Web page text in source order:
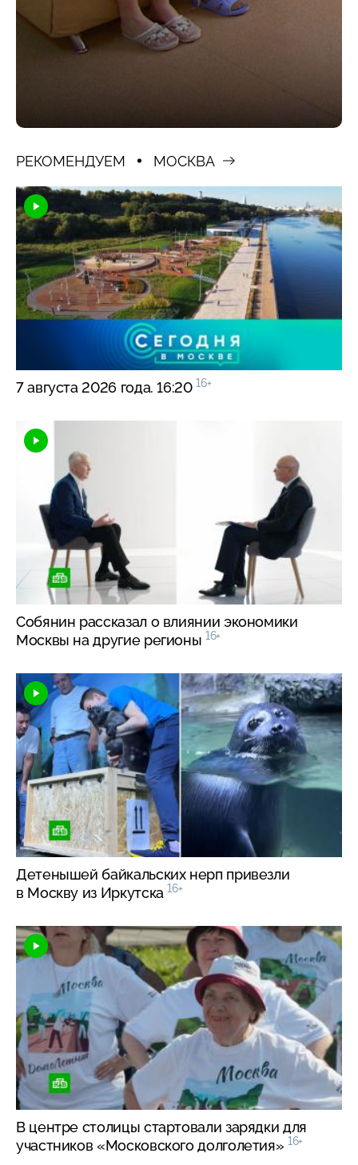
РЕКОМЕНДУЕМ МОСКВА
7 августа 2026 года. 16:20 16+
Собянин рассказал о влиянии экономики
Москвы на другие регионы 16+
Детенышей байкальских нерп привезли
в Москву из Иркутска 16+
В центре столицы стартовали зарядки для
участников «Московского долголетия» 16+